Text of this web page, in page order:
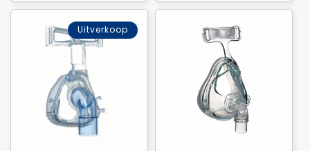
Uitverkoop